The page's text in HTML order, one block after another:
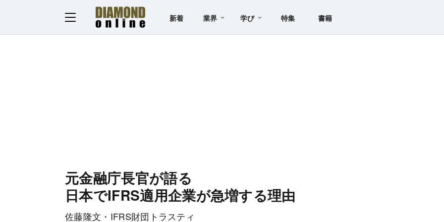
新着 業界 学び 特集 書籍
元金融庁長官が語る
日本でIFRS適用企業が急増する理由
佐藤隆文・IFRS財団トラスティ